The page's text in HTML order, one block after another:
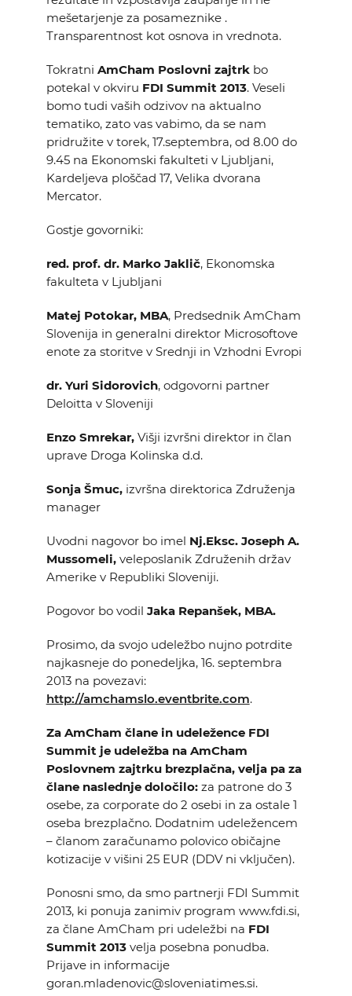
mešetarjenje za posameznike .
Transparentnost kot osnova in vrednota.
Tokratni AmCham Poslovni zajtrkbo
potekal v okviru FDI Summit 2013. Veseli
bomo tudi vaših odzivov na aktualno
tematiko, zato vas vabimo, da se nam
pridružite v torek, 17.septembra, od 8.00 do
9.45 na Ekonomski fakulteti v Ljubljani,
Kardeljeva ploščad 17, Velika dvorana
Mercator.
Gostje govorniki:
red. prof. dr. Marko Jaklič, Ekonomska
fakulteta v Ljubljani
Matej Potokar, MBA, Predsednik AmCham
Slovenija in generalni direktor Microsoftove
enote za storitve v Srednji in Vzhodni Evropi
dr. Yuri Sidorovich, odgovorni partner
Deloitta v Sloveniji
Enzo Smrekar,Višji izvršni direktor in član
uprave Droga Kolinska d.d.
Sonja Šmuc,izvršna direktorica Združenja
manager
Uvodni nagovor bo imel Nj.Eksc. Joseph A.
Mussomeli, veleposlanik Združenih držav
Amerike v Republiki Sloveniji.
Pogovor bo vodil Jaka Repanšek, MBA.
Prosimo, da svojo udeležbo nujno potrdite
najkasneje do ponedeljka, 16. septembra
2013 na povezavi:
http://amchamslo.eventbrite.com.
Za AmCham člane in udeležence FDI
Summit je udeležba na AmCham
Poslovnem zajtrku brezplačna, velja pa za
člane naslednje določilo:za patrone do 3
osebe, za corporate do 2 osebi in za ostale 1
oseba brezplačno. Dodatnim udeležencem
– članom zaračunamo polovico običajne
kotizacije v višini 25 EUR (DDV ni vključen).
Ponosni smo, da smo partnerji FDI Summit
2013, ki ponuja zanimiv program www.fdi.si,
za člane AmCham pri udeležbi na FDI
Summit 2013 velja posebna ponudba.
Prijave in informacije
goran.mladenovic@sloveniatimes.si.